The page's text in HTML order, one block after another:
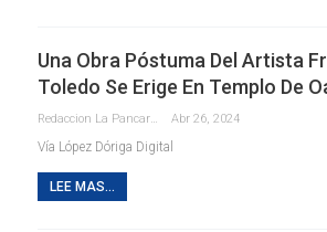
Una Obra Póstuma Del Artista
Toledo Se Erige En Templo De
Redaccion La Pancarta De Quintana Roo Abr 26, 2024
Vía López Dóriga Digital
LEE MAS...